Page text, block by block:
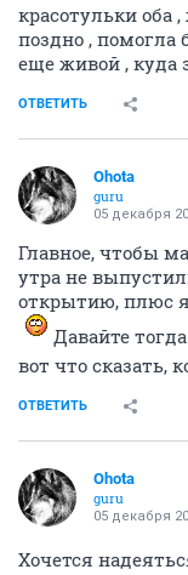
красотульки оба
поздно , помогла
еще живой , куда
ОТВЕТИТЬ
Ohota
guru
05 декабря
Главное, чтобы
утра не
открытию, плюс
Давайте
вот что сказать,
ОТВЕТИТЬ
Ohota
guru
05 декабря
Хочется